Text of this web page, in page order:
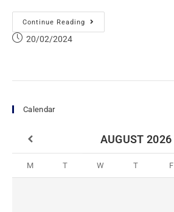
Continue Reading
20/02/2024
Calendar
AUGUST 2026
M T W T F